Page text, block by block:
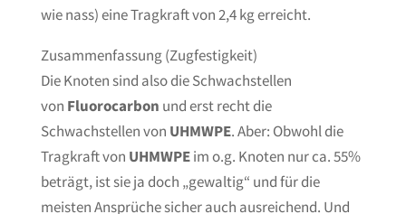
wie nass) eine Tragkraft von 2,4 kg erreicht.
Zusammenfassung (Zugfestigkeit)
Die Knoten sind also die Schwachstellen
von Fluorocarbon und erst recht die
Schwachstellen von UHMWPE. Aber: Obwohl die
Tragkraft von UHMWPEim o.g. Knoten nur ca. 55%
beträgt, ist sie ja doch „gewaltig“ und für die
meisten Ansprüche sicher auch ausreichend. Und